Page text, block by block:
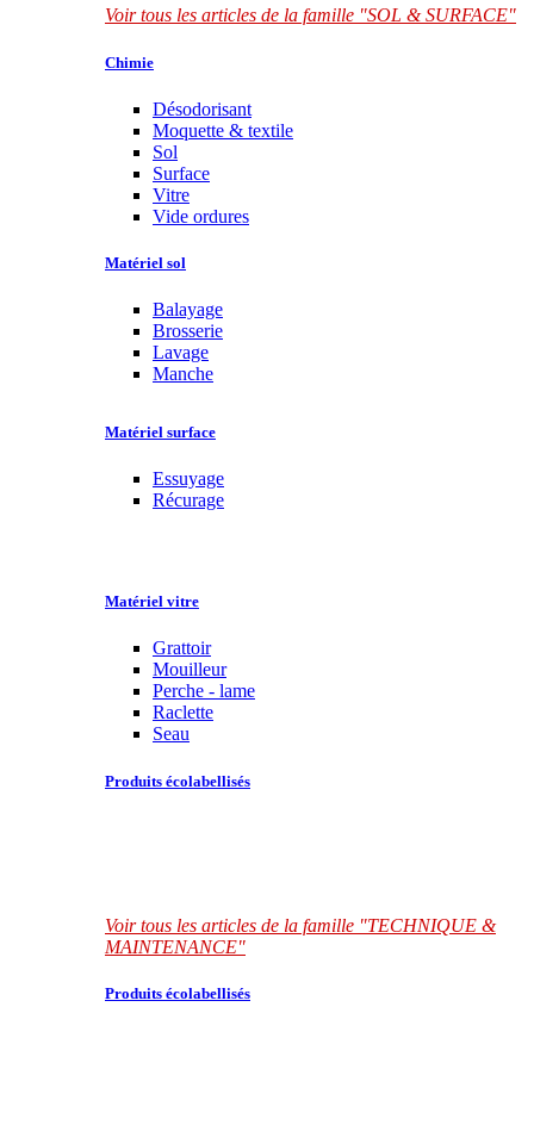
Voir tous les articles de la famille "SOL & SURFACE"
Chimie
Désodorisant
Moquette & textile
Sol
Surface
Vitre
Vide ordures
Matériel sol
Balayage
Brosserie
Lavage
Manche
Matériel surface
Essuyage
Récurage
Matériel vitre
Grattoir
Mouilleur
Perche - lame
Raclette
Seau
Produits écolabellisés
Voir tous les articles de la famille "TECHNIQUE &
MAINTENANCE"
Produits écolabellisés